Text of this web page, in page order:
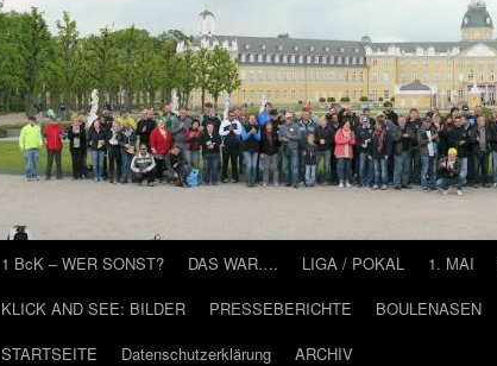
1 BcK – WER SONST? DAS WAR…. LIGA / POKAL 1. MAI
KLICK AND SEE: BILDER
PRESSEBERICHTE BOULENASEN
STARTSEITE
Datenschutzerklärung ARCHIV